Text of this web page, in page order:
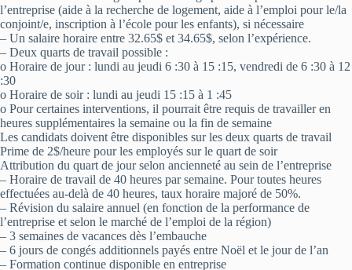
l’entreprise (aide à la recherche de logement, aide à l’emploi pour le/la
conjoint/e, inscription à l’école pour les enfants), si nécessaire
– Un salaire horaire entre 32.65$ et 34.65$, selon l’expérience.
– Deux quarts de travail possible :
o Horaire de jour : lundi au jeudi 6 :30 à 15 :15, vendredi de 6 :30 à 12
:30
o Horaire de soir : lundi au jeudi 15 :15 à 1 :45
o Pour certaines interventions, il pourrait être requis de travailler en
heures supplémentaires la semaine ou la fin de semaine
Les candidats doivent être disponibles sur les deux quarts de travail
Prime de 2$/heure pour les employés sur le quart de soir
Attribution du quart de jour selon ancienneté au sein de l’entreprise
– Horaire de travail de 40 heures par semaine. Pour toutes heures
effectuées au-delà de 40 heures, taux horaire majoré de 50%.
– Révision du salaire annuel (en fonction de la performance de
l’entreprise et selon le marché de l’emploi de la région)
– 3 semaines de vacances dès l’embauche
– 6 jours de congés additionnels payés entre Noël et le jour de l’an
– Formation continue disponible en entreprise